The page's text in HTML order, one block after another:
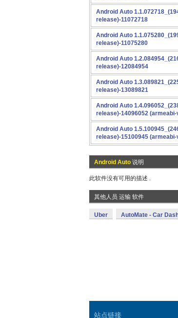
Android Auto
release)-11072718
Android Auto
release)-11075280
Android Auto
release)-12084954
Android Auto
release)-13089821
Android Auto
release)-14096052 (armeabi-
Android Auto
release)-15100945 (armeabi-
Android Auto 说明
此软件没有可用的描述 .
其他人员 运输 软件
Uber AutoMate - Car
站点链接